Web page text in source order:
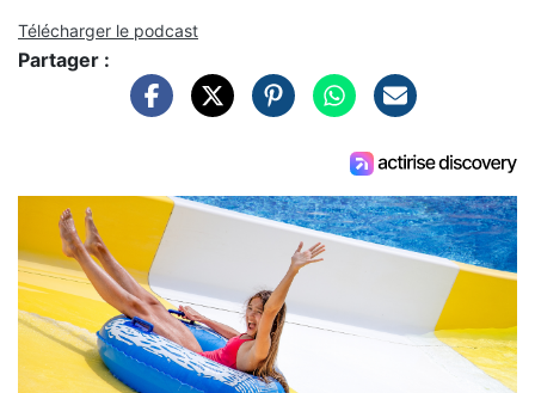
Télécharger le podcast
Partager :